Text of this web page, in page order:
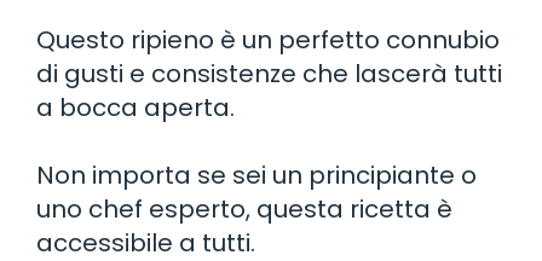
Questo ripieno è un perfetto connubio
di gusti e consistenze che lascerà tutti
a bocca aperta.
Non importa se sei un principiante o
uno chef esperto, questa ricetta è
accessibile a tutti.